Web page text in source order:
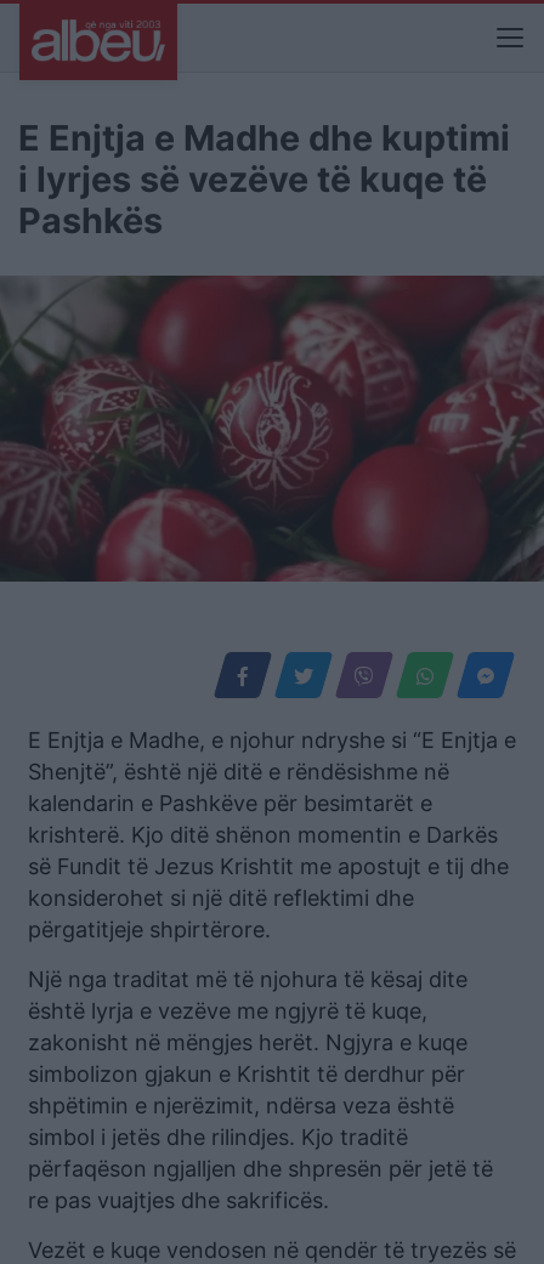
E Enjtja e Madhe dhe kuptimi
i lyrjes së vezëve të kuqe të
Pashkës
E Enjtja e Madhe, e njohur ndryshe si “E Enjtja e
Shenjtë”, është një ditë e rëndësishme në
kalendarin e Pashkëve për besimtarët e
krishterë. Kjo ditë shënon momentin e Darkës
së Fundit të Jezus Krishtit me apostujt e tij dhe
konsiderohet si një ditë reflektimi dhe
përgatitjeje shpirtërore.
Një nga traditat më të njohura të kësaj dite
është lyrja e vezëve me ngjyrë të kuqe,
zakonisht në mëngjes herët. Ngjyra e kuqe
simbolizon gjakun e Krishtit të derdhur për
shpëtimin e njerëzimit, ndërsa veza është
simbol i jetës dhe rilindjes. Kjo traditë
përfaqëson ngjalljen dhe shpresën për jetë të
re pas vuajtjes dhe sakrificës.
Vezët e kuqe vendosen në qendër të tryezës së